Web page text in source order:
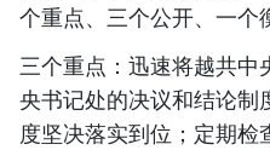
个重点、三个公开、一个
三个重点：迅速将越共中
央书记处的决议和结论制
度坚决落实到位；定期检